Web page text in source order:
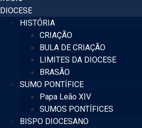
DIOCESE
HISTÓRIA
CRIAÇÃO
BULA DE CRIAÇÃO
LIMITES DA DIOCESE
BRASÃO
SUMO PONTÍFICE
Papa Leão XIV
SUMOS PONTÍFICES
BISPO DIOCESANO